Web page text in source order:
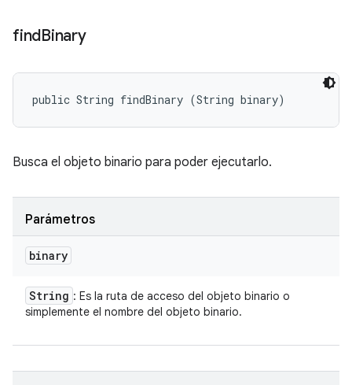
findBinary
public String findBinary (String binary)
Busca el objeto binario para poder ejecutarlo.
Parámetros
binary
String : Es la ruta de acceso del objeto binario o
simplemente el nombre del objeto binario.